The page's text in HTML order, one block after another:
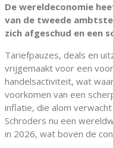
De wereldeconomie
van de tweede
zich afgeschud en een
Tariefpauzes, deals en
vrijgemaakt voor een
handelsactiviteit, wat
voorkomen van een
inflatie, die alom
Schroders nu een
in 2026, wat boven de